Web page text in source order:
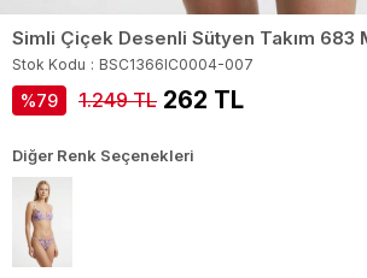
Simli Çiçek Desenli Sütyen Takım 683
Stok Kodu BSC1366IC0004-007
79 1.249 TL 262 TL
Diğer Renk Seçenekleri